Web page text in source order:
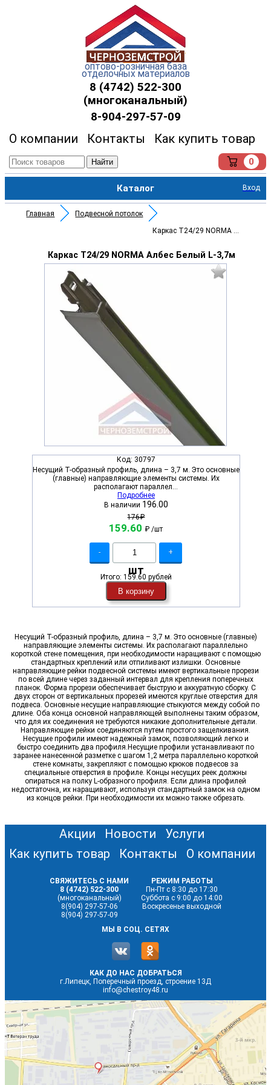
оптово-розничная база
отделочных материалов
8 (4742) 522-300
(многоканальный)
8-904-297-57-09
О компании Контакты Как купить товар
Найти 0
Каталог Вход
Главная
Подвесной потолок
Каркас Т24/29 NORMA Албес Белы
Каркас Т24/29 NORMA Албес Белый L-3,7м
Код: 30797
Несущий Т-образный профиль, длина – 3,7 м. Это основные
(главные) направляющие элементы системы. Их
располагают параллел...
Подробнее
В наличии 196.00
176₽
159.60 ₽/шт
- +
шт
Итого: 159.60 рублей
В корзину
Несущий Т-образный профиль, длина – 3,7 м. Это основные (главные)
направляющие элементы системы. Их располагают параллельно
короткой стене помещения, при необходимости наращивают с помощью
стандартных креплений или отпиливают излишки. Основные
направляющие рейки подвесной системы имеют вертикальные прорези
по всей длине через заданный интервал для крепления поперечных
планок. Форма прорези обеспечивает быструю и аккуратную сборку. С
двух сторон от вертикальных прорезей имеются круглые отверстия для
подвеса. Основные несущие направляющие стыкуются между собой по
длине. Оба конца основной направляющей выполнены таким образом,
что для их соединения не требуются никакие дополнительные детали.
Направляющие рейки соединяются путем простого защелкивания.
Несущие профили имеют надежный замок, позволяющий легко и
быстро соединить два профиля.Несущие профили устанавливают по
заранее нанесенной разметке с шагом 1,2 метра параллельно короткой
стене комнаты, закрепляют с помощью крюков подвесов за
специальные отверстия в профиле. Концы несущих реек должны
опираться на полку L-образного профиля. Если длина профилей
недостаточна, их наращивают, используя стандартный замок на одном
из концов рейки. При необходимости их можно также обрезать.
Акции Новости
Услуги
Как купить товар
Контакты О компании
СВЯЖИТЕСЬ С НАМИ
8 (4742) 522-300
(многоканальный)
8(904) 297-57-06
8(904) 297-57-09
РЕЖИМ РАБОТЫ
Пн-Пт с 8:30 до 17:30
Суббота с 9:00 до 14:00
Воскресенье выходной
МЫ В СОЦ. СЕТЯХ
КАК ДО НАС ДОБРАТЬСЯ
г.Липецк, Поперечный проезд, строение 13Д
info@chestroy48.ru